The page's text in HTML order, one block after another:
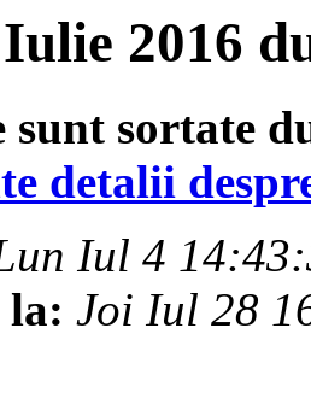
2016
sunt sortate
detalii
Iul 4
la: Joi Iul 28